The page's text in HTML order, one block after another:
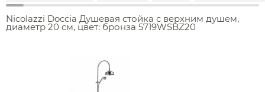
Nicolazzi Doccia Душевая стойка с верхним душем,
диаметр 20 cм, цвет: бронза 5719WSBZ20